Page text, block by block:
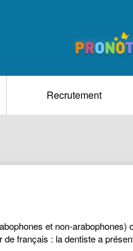
Recrutement
et non-arabophones)
de français : la dentiste a